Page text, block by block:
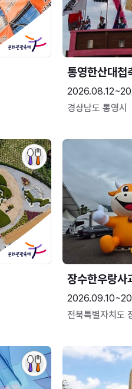
통영한산대첩
경상남도 통영시
장수한우랑사
전북특별자치도